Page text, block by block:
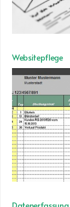
Websitepflege